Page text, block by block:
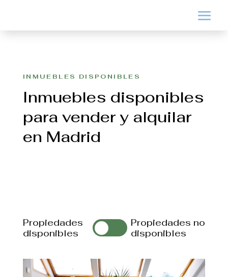
INMUEBLES DISPONIBLES
Inmuebles disponibles
para vender y alquilar
en Madrid
Propiedades
disponibles
Propiedades no
disponibles